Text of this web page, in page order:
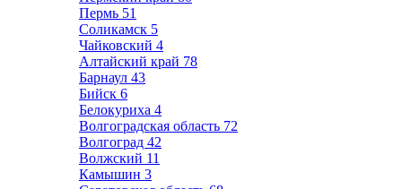
Пермь 51
Соликамск 5
Чайковский 4
Алтайский край 78
Барнаул 43
Бийск 6
Белокуриха 4
Волгоградская область 72
Волгоград 42
Волжский 11
Камышин 3